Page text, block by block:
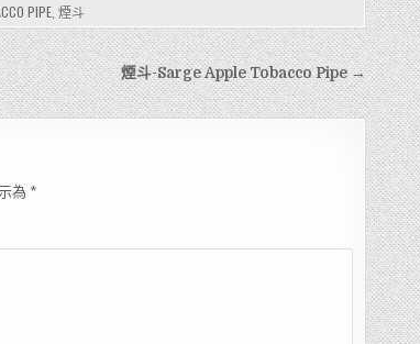
PIPE, 煙斗
煙斗-Sarge Apple Tobacco Pipe →
為 *